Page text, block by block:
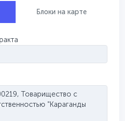
Блоки на карте
Товарищество с
"Караганды